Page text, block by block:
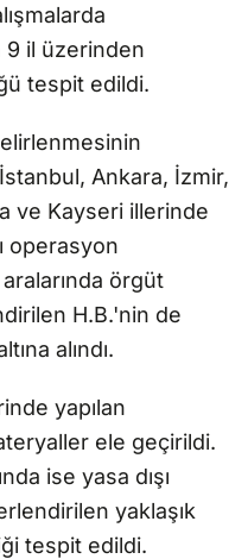
9 il üzerinden
tespit edildi.
Ankara, İzmir,
ve Kayseri illerinde
operasyon
örgüt
H.B.'nin de
alındı.
yapılan
ele geçirildi.
ise yasa dışı
yaklaşık
tespit edildi.